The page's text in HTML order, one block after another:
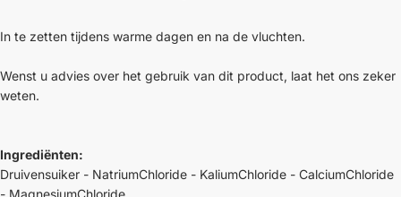
In te zetten tijdens warme dagen en na de vluchten.
Wenst u advies over het gebruik van dit product, laat het ons zeker
weten.
Ingrediënten:
Druivensuiker - NatriumChloride - KaliumChloride - CalciumChloride
- MagnesiumChloride